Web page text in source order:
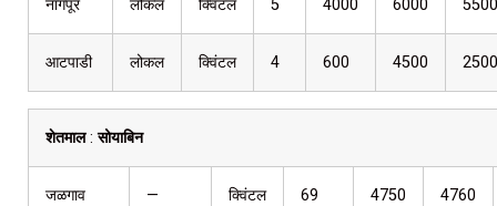
नागपूर लोकल क्विंटल 5 4000 6000 5500
आटपाडी लोकल क्विंटल 4 600 4500 2500
शेतमाल:सोयाबिन
जळगाव — क्विंटल 69 4750 4760